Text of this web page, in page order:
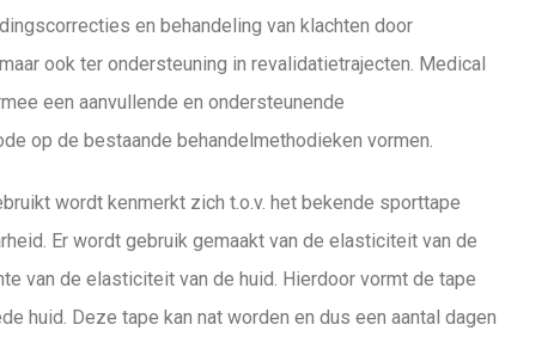
en behandeling van klachten door
ook ter ondersteuning in revalidatietrajecten. Medical
een aanvullende en ondersteunende
op de bestaande behandelmethodieken vormen.
wordt kenmerkt zich t.o.v. het bekende sporttape
Er wordt gebruik gemaakt van de elasticiteit van de
van de elasticiteit van de huid. Hierdoor vormt de tape
huid. Deze tape kan nat worden en dus een aantal dagen